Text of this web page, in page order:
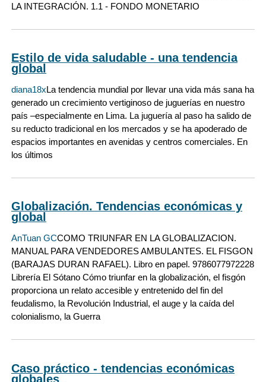
LA INTEGRACIÓN. 1.1 - FONDO MONETARIO
Estilo de vida saludable - una tendencia
global
diana18xLa tendencia mundial por llevar una vida más sana ha
generado un crecimiento vertiginoso de juguerías en nuestro
país –especialmente en Lima. La juguería al paso ha salido de
su reducto tradicional en los mercados y se ha apoderado de
espacios importantes en avenidas y centros comerciales. En
los últimos
Globalización. Tendencias económicas y
global
AnTuan GCCOMO TRIUNFAR EN LA GLOBALIZACION.
MANUAL PARA VENDEDORES AMBULANTES. EL FISGON
(BARAJAS DURAN RAFAEL). Libro en papel. 9786077972228
Librería El Sótano Cómo triunfar en la globalización, el fisgón
proporciona un relato accesible y entretenido del fin del
feudalismo, la Revolución Industrial, el auge y la caída del
colonialismo, la Guerra
Caso práctico - tendencias económicas
globales